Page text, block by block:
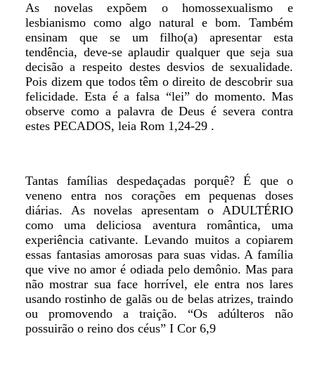
As novelas expõem o homossexualismo e
lesbianismo como algo natural e bom. Também
ensinam que se um filho(a) apresentar esta
tendência, deve-se aplaudir qualquer que seja sua
decisão a respeito destes desvios de sexualidade.
Pois dizem que todos têm o direito de descobrir sua
felicidade. Esta é a falsa “lei” do momento. Mas
observe como a palavra de Deus é severa contra
estes PECADOS, leia Rom 1,24-29 .
Tantas famílias despedaçadas porquê? É que o
veneno entra nos corações em pequenas doses
diárias. As novelas apresentam o ADULTÉRIO
como uma deliciosa aventura romântica, uma
experiência cativante. Levando muitos a copiarem
essas fantasias amorosas para suas vidas. A família
que vive no amor é odiada pelo demônio. Mas para
não mostrar sua face horrível, ele entra nos lares
usando rostinho de galãs ou de belas atrizes, traindo
ou promovendo a traição. “Os adúlteros não
possuirão o reino dos céus” I Cor 6,9